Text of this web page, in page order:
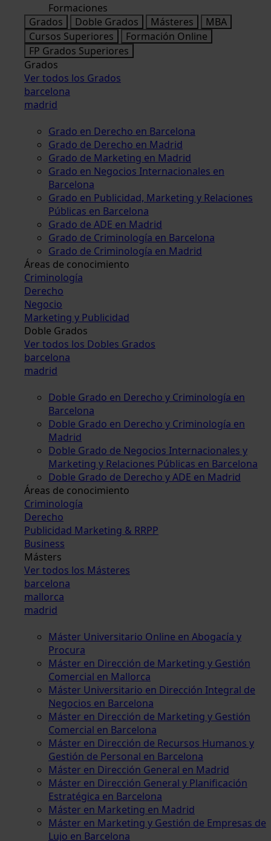
Formaciones
Grados
Doble Grados Másteres
MBA
Cursos Superiores
Formación Online
FP Grados Superiores
Grados
Ver todos los Grados
barcelona
madrid
Grado en Derecho en Barcelona
Grado de Derecho en Madrid
Grado de Marketing en Madrid
Grado en Negocios Internacionales en
Barcelona
Grado en Publicidad, Marketing y Relaciones
Públicas en Barcelona
Grado de ADE en Madrid
Grado de Criminología en Barcelona
Grado de Criminología en Madrid
Áreas de conocimiento
Criminología
Derecho
Negocio
Marketing y Publicidad
Doble Grados
Ver todos los Dobles Grados
barcelona
madrid
Doble Grado en Derecho y Criminología en
Barcelona
Doble Grado en Derecho y Criminología en
Madrid
Doble Grado de Negocios Internacionales y
Marketing y Relaciones Públicas en Barcelona
Doble Grado de Derecho y ADE en Madrid
Áreas de conocimiento
Criminología
Derecho
Publicidad Marketing & RRPP
Business
Másters
Ver todos los Másteres
barcelona
mallorca
madrid
Máster Universitario Online en Abogacía y
Procura
Máster en Dirección de Marketing y Gestión
Comercial en Mallorca
Máster Universitario en Dirección Integral de
Negocios en Barcelona
Máster en Dirección de Marketing y Gestión
Comercial en Barcelona
Máster en Dirección de Recursos Humanos y
Gestión de Personal en Barcelona
Máster en Dirección General en Madrid
Máster en Dirección General y Planificación
Estratégica en Barcelona
Máster en Marketing en Madrid
Máster en Marketing y Gestión de Empresas de
Lujo en Barcelona